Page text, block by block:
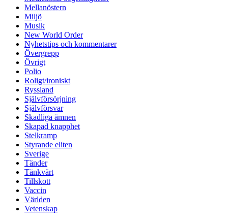
Mellanöstern
Miljö
Musik
New World Order
Nyhetstips och kommentarer
Övergrepp
Övrigt
Polio
Roligt/ironiskt
Ryssland
Självförsörjning
Självförsvar
Skadliga ämnen
Skapad knapphet
Stelkramp
Styrande eliten
Sverige
Tänder
Tänkvärt
Tillskott
Vaccin
Världen
Vetenskap